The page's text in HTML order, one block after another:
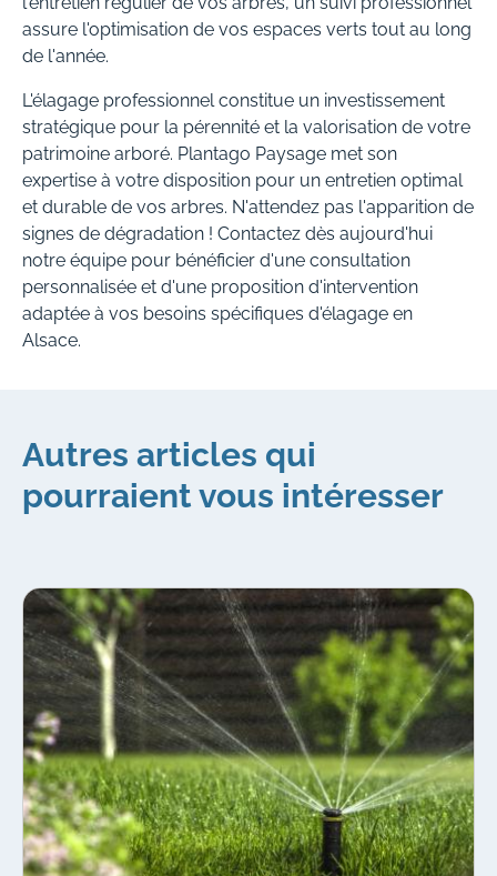
assure l'optimisation de vos espaces verts tout au long
de l'année.
L'élagage professionnel constitue un investissement
stratégique pour la pérennité et la valorisation de votre
patrimoine arboré. Plantago Paysage met son
expertise à votre disposition pour un entretien optimal
et durable de vos arbres. N'attendez pas l'apparition de
signes de dégradation ! Contactez dès aujourd'hui
notre équipe pour bénéficier d'une consultation
personnalisée et d'une proposition d'intervention
adaptée à vos besoins spécifiques d'élagage en
Alsace.
Autres articles qui
pourraient vous intéresser